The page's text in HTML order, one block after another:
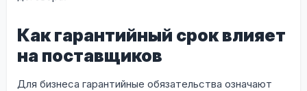
Как гарантийный срок влияет
на поставщиков
Для бизнеса гарантийные обязательства означают